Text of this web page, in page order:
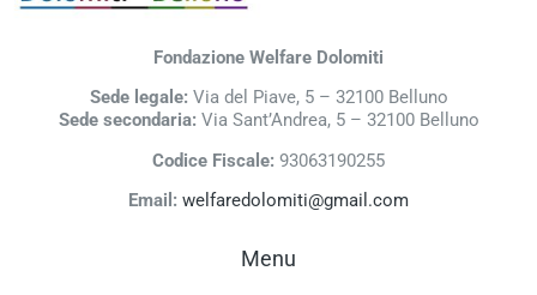
Fondazione Welfare Dolomiti
Sede legale: Via del Piave, 5 – 32100 Belluno
Sede secondaria: Via Sant’Andrea, 5 – 32100 Belluno
Codice Fiscale: 93063190255
Email: welfaredolomiti@gmail.com
Menu